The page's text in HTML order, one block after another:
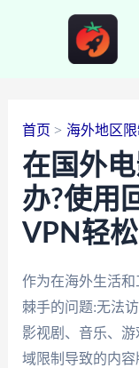
首页 海外地区限
在国外
办?使用
VPN轻
作为在海外生活
棘手的问题:无法
影视剧、音乐、
域限制导致的内